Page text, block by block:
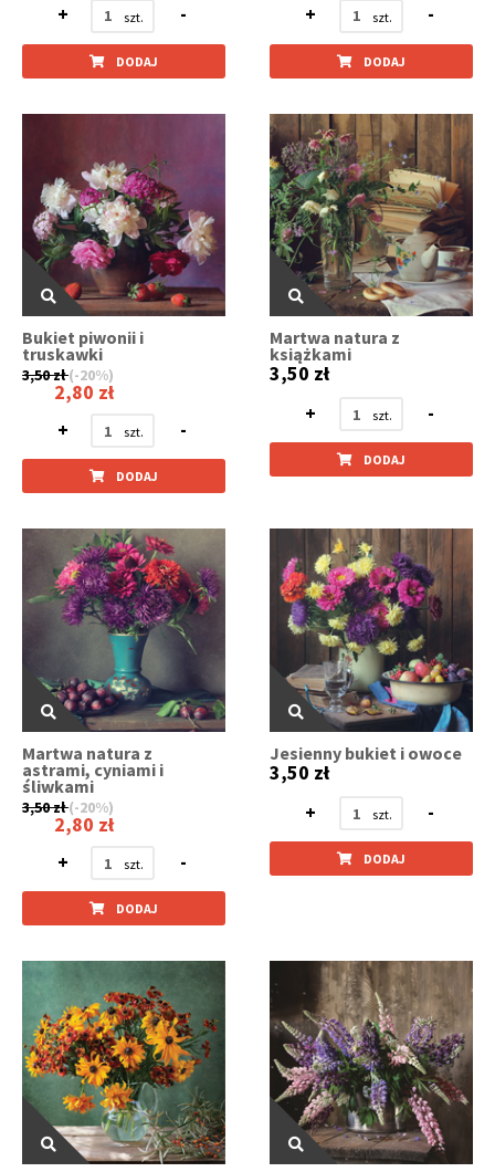
+
-
DODAJ
+
-
DODAJ
Bukiet piwonii i
truskawki
3,50 zł (-20%)
2,80 zł
+
-
DODAJ
Martwa natura z
książkami
3,50 zł
+
-
DODAJ
Martwa natura z
astrami, cyniami i
śliwkami
3,50 zł (-20%)
2,80 zł
+
-
DODAJ
Jesienny bukiet i owoce
3,50 zł
+
-
DODAJ